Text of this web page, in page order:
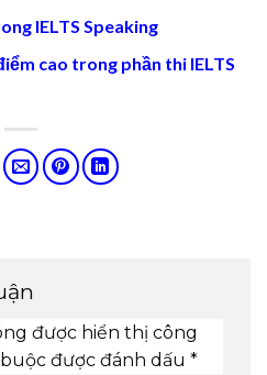
IELTS Speaking
cao trong phần thi IELTS
được hiển thị công
được đánh dấu *